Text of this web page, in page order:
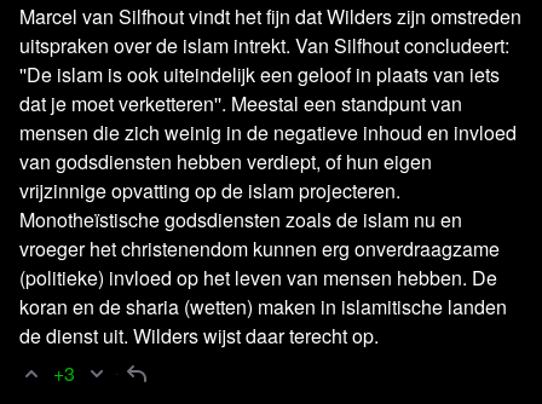
Marcel van Silfhout vindt het fijn dat Wilders zijn omstreden
uitspraken over de islam intrekt. Van Silfhout concludeert:
''De islam is ook uiteindelijk een geloof in plaats van iets
dat je moet verketteren''. Meestal een standpunt van
mensen die zich weinig in de negatieve inhoud en invloed
van godsdiensten hebben verdiept, of hun eigen
vrijzinnige opvatting op de islam projecteren.
Monotheïstische godsdiensten zoals de islam nu en
vroeger het christenendom kunnen erg onverdraagzame
(politieke) invloed op het leven van mensen hebben. De
koran en de sharia (wetten) maken in islamitische landen
de dienst uit. Wilders wijst daar terecht op.
+3